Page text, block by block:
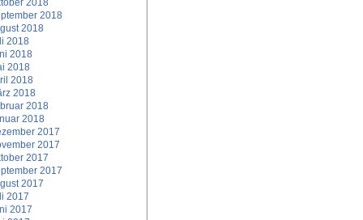
2018
2018
2018
2018
2018
2018
2018
2018
2018
2017
2017
2017
2017
2017
2017
2017